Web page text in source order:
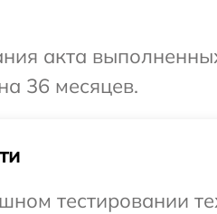
акта
36 месяцев.
тестировании